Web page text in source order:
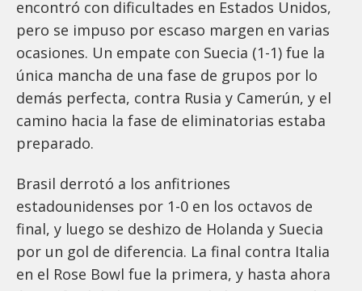
encontró con dificultades en Estados Unidos,
pero se impuso por escaso margen en varias
ocasiones. Un empate con Suecia (1-1) fue la
única mancha de una fase de grupos por lo
demás perfecta, contra Rusia y Camerún, y el
camino hacia la fase de eliminatorias estaba
preparado.
Brasil derrotó a los anfitriones
estadounidenses por 1-0 en los octavos de
final, y luego se deshizo de Holanda y Suecia
por un gol de diferencia. La final contra Italia
en el Rose Bowl fue la primera, y hasta ahora